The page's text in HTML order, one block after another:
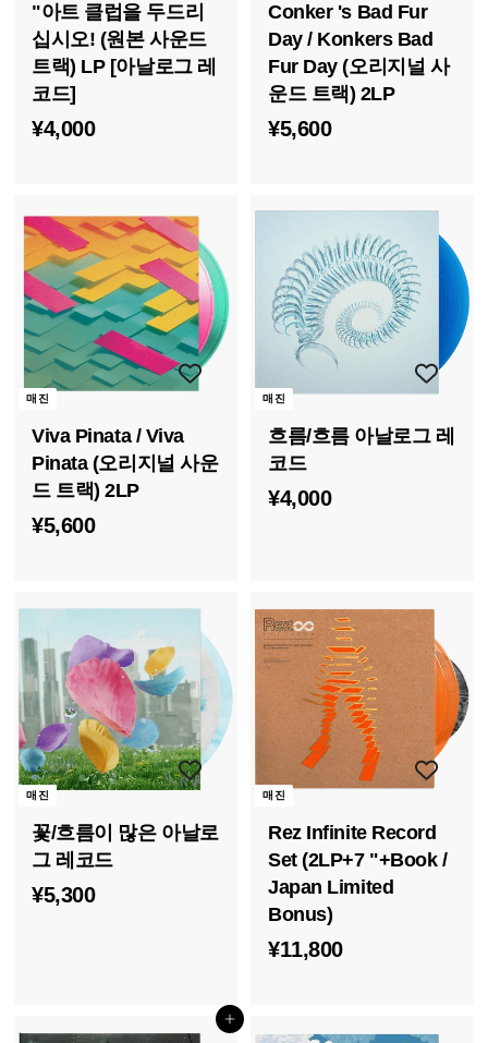
"아트 클럽을 두드리
십시오! (원본 사운드
트랙) LP [아날로그 레
코드]
¥4,000¥
0
0
0
Conker 's Bad Fur
Day / Konkers Bad
Fur Day (오리지널 사
운드 트랙) 2LP
¥5,600¥
0
0
매진
Viva Pinata / Viva
Pinata (오리지널 사운
드 트랙) 2LP
¥5,600¥
6
0
0
매진
흐름/흐름 아날로그 레
코드
¥4,000¥
0
0
매진
꽃/흐름이 많은 아날로
그 레코드
¥5,300¥
매진
Rez Infinite Record
Set (2LP+7 "+Book /
Japan Limited
Bonus)
¥11,800¥
장바구니에 담기